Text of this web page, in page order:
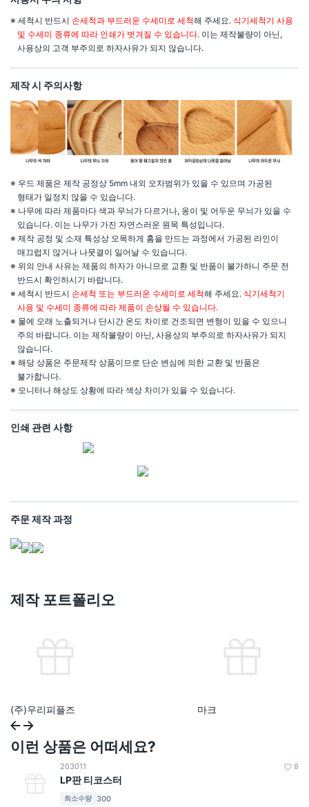
※ 세척시 반드시 손세척과 부드러운 수세미로 세척해 주세요. 식기세척기 사용
및 수세미 종류에 따라 인쇄가 벗겨질 수 있습니다. 이는 제작불량이 아닌,
사용상의 고객 부주의로 하자사유가 되지 않습니다.
제작 시 주의사항
※ 우드 제품은 제작 공정상 5mm 내외 오차범위가 있을 수 있으며 가공된
형태가 일정치 않을 수 있습니다.
※ 나무에 따라 제품마다 색과 무늬가 다르거나, 옹이 및 어두운 무늬가 있을 수
있습니다. 이는 나무가 가진 자연스러운 원목 특성입니다.
※ 제작 공정 및 소재 특성상 오목하게 홈을 만드는 과정에서 가공된 라인이
매끄럽지 않거나 나뭇결이 일어날 수 있습니다.
※ 위의 안내 사유는 제품의 하자가 아니므로 교환 및 반품이 불가하니 주문 전
반드시 확인하시기 바랍니다.
※ 세척시 반드시 손세척 또는 부드러운 수세미로 세척해 주세요. 식기세척기
사용 및 수세미 종류에 따라 제품이 손상될 수 있습니다.
※ 물에 오래 노출되거나 단시간 온도 차이로 건조되면 변형이 있을 수 있으니
주의 바랍니다. 이는 제작불량이 아닌, 사용상의 부주의로 하자사유가 되지
않습니다.
※ 해당 상품은 주문제작 상품이므로 단순 변심에 의한 교환 및 반품은
불가합니다.
※ 모니터나 해상도 상황에 따라 색상 차이가 있을 수 있습니다.
인쇄 관련 사항
주문 제작 과정
제작 포트폴리오
(주)우리피플즈 마크
이런 상품은 어떠세요?
203011 8
LP판 티코스터
최소수량 300